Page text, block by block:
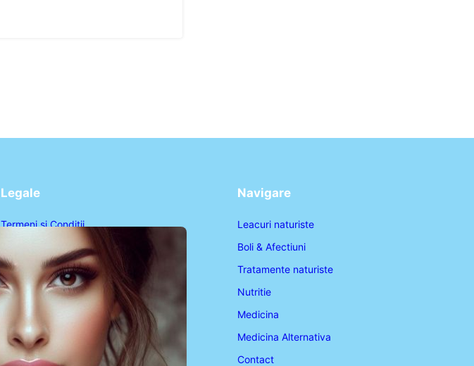
Legale
Termeni și Condiții
Politica de Confidențialitate
Politica de Cookies
Disclaimer
Contact
Navigare
Leacuri naturiste
Boli & Afectiuni
Tratamente naturiste
Nutritie
Medicina
Medicina Alternativa
Contact